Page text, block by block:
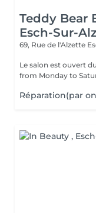
Teddy Bear
Esch-Sur-
69, Rue de l'Alzette
Le salon est ouvert du lundi au
from Monday to
Réparation(par